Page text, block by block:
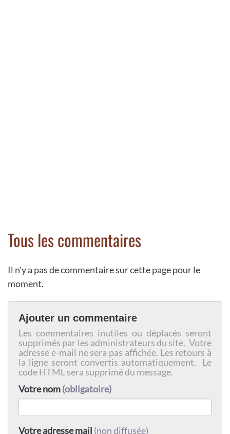
Tous les commentaires
Il n'y a pas de commentaire sur cette page pour le
moment.
Ajouter un commentaire
Les commentaires inutiles ou déplacés seront
supprimés par les administrateurs du site. Votre
adresse e-mail ne sera pas affichée. Les retours à
la ligne seront convertis automatiquement. Le
code HTML sera supprimé du message.
Votre nom(obligatoire)
Votre adresse mail (non diffusée)